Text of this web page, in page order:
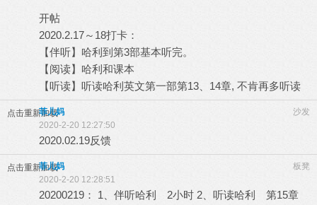
开帖
2020.2.17～18打卡：
【伴听】哈利到第3部基本听完。
【阅读】哈利和课本
【听读】听读哈利英文第一部第13、14章, 不肯再多听读
点击重新加载 沙发
菲儿妈
2020-2-20 12:27:50
2020.02.19反馈
点击重新加载 板凳
菲儿妈
2020-2-20 12:28:51
20200219： 1、伴听哈利 2小时 2、听读哈利 第15章